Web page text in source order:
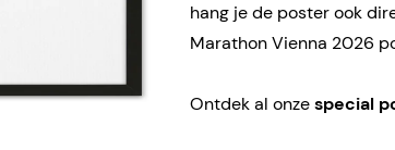
hang je de poster ook
Marathon Vienna 2026
Ontdek al onzespecial